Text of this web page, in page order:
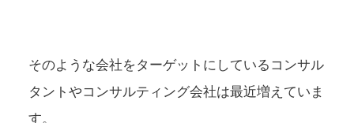
そのような会社をターゲットにしているコンサル
タントやコンサルティング会社は最近増えていま
す。